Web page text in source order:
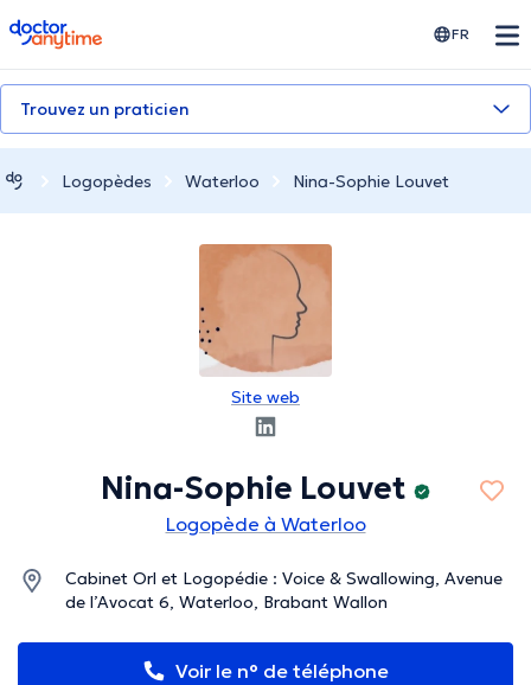
doctoranytime FR
Trouvez un praticien
Logopèdes Waterloo Nina-Sophie Louvet
Site web
Nina-Sophie Louvet
Logopède à Waterloo
Cabinet Orl et Logopédie : Voice & Swallowing, Avenue
de l’Avocat 6, Waterloo, Brabant Wallon
Voir le n° de téléphone